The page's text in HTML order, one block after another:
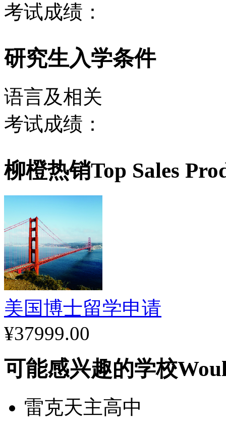
考试成绩：
研究生入学条件
语言及相关
考试成绩：
柳橙热销Top Sales
美国博士留学申请
¥37999.00
可能感兴趣的学校
雷克天主高中